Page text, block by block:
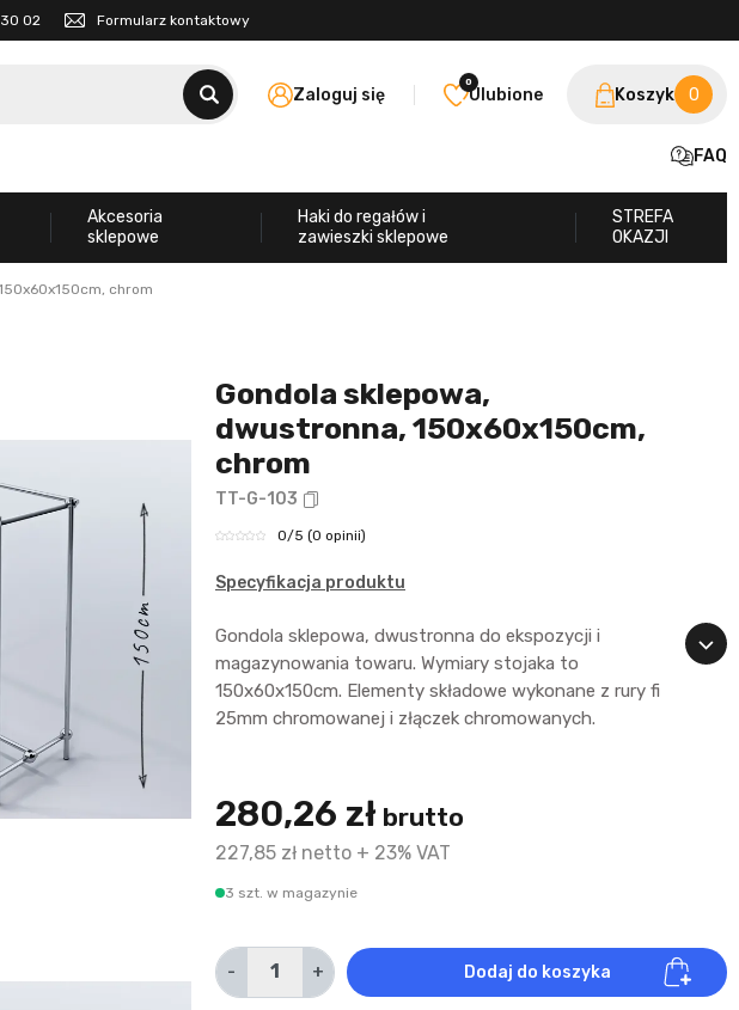
02 Formularz kontaktowy
Zaloguj się Ulubione
0
Koszyk 0
FAQ
Akcesoria
sklepowe
Haki do regałów i
zawieszki sklepowe
STREFA
OKAZJI
chrom
Gondola sklepowa,
dwustronna, 150x60x150cm,
chrom
TT-G-103
0/5 (0 opinii)
Specyfikacja produktu
Gondola sklepowa, dwustronna do ekspozycji i
magazynowania towaru. Wymiary stojaka to
150x60x150cm. Elementy składowe wykonane z rury fi
25mm chromowanej i złączek chromowanych.
280,26 zł brutto
227,85 zł netto + 23% VAT
3 szt. w magazynie
- + Dodaj do koszyka